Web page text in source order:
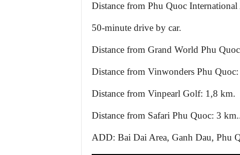
Distance from Phu Quoc
50-minute drive by car.
Distance from Grand World Phu
Distance from Vinwonders Phu
Distance from Vinpearl Golf: 1,8 km.
Distance from Safari Phu Quoc: 3
ADD: Bai Dai Area, Ganh Dau, Phu